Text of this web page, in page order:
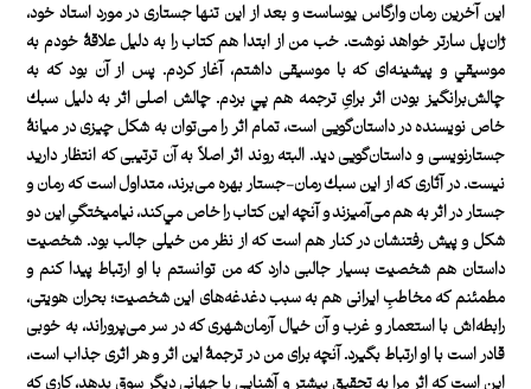
اين آخرين رمان وارگاس‌ يوساست و بعد از اين تنها جستاری در مورد استاد خود،
ژان‌پل سارتر خواهد نوشت. خب من از ابتدا هم كتاب را به دليل علاقۀ خودم به
موسيقي و پيشينه‌ای كه با موسيقی داشتم، آغاز كردم. پس از آن بود كه به
چالش‌برانگيز بودن اثر برایِ ترجمه هم پي بردم. چالش اصلی اثر به دليل سبك
خاص نويسنده در داستان‌گويی ‌است، تمام اثر را می‌توان به شكل چيزی در ميانۀ
جستارنويسی و داستان‌گويی ديد. البته روند اثر اصلاً به آن ترتيبی كه انتظار داريد
نيست. در آثاری كه از اين سبك رمان-جستار بهره می‌برند، متداول است كه رمان و
جستار در اثر به هم‌ می‌آميزند و آنچه اين كتاب را خاص مي‌كند، نياميختگیِ اين دو
شكل و پيش رفتنشان در كنار هم است كه از نظر من خيلی جالب بود. شخصيت
داستان هم شخصيت بسيار جالبی دارد كه من توانستم با او ارتباط پيدا كنم و
مطمئنم كه مخاطبِ ايرانی هم‌ به سبب دغدغه‌های اين شخصيت؛ بحران هويتی،
رابطه‌اش با استعمار و غرب و آن خيال آرمان‌شهری كه در سر ‌می‌پروراند، به خوبی
قادر است با او ارتباط بگيرد. آنچه برای من در ترجمۀ اين اثر و هر اثری جذاب است،
اين است كه اثر مرا به تحقيق بيشتر و آشنايی با جهاني ديگر سوق بدهد، كاری كه